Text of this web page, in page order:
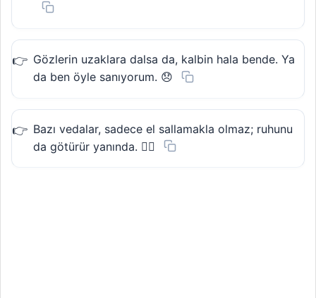
Gözlerin uzaklara dalsa da, kalbin hala bende. Ya
da ben öyle sanıyorum. 😞
Bazı vedalar, sadece el sallamakla olmaz; ruhunu
da götürür yanında. 🚶‍♀️